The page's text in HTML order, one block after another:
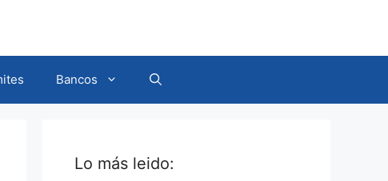
Bancos
Lo más leido: